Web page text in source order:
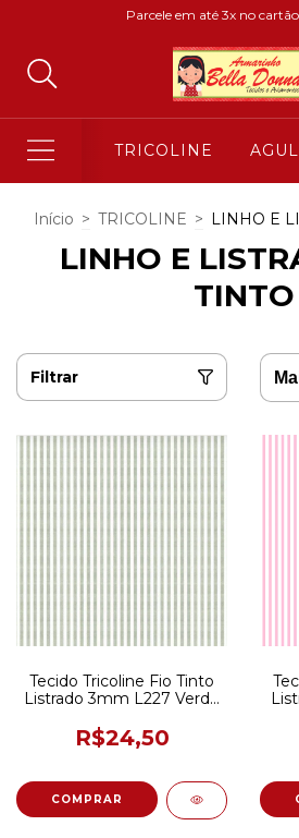
Parcele em até 3x no
TRICOLINE
Início > TRICOLINE > LINHO E
LINHO E
TINTO
Filtrar
Tecido Tricoline Fio Tinto
Listrado 3mm L227 Verde
R$24,50